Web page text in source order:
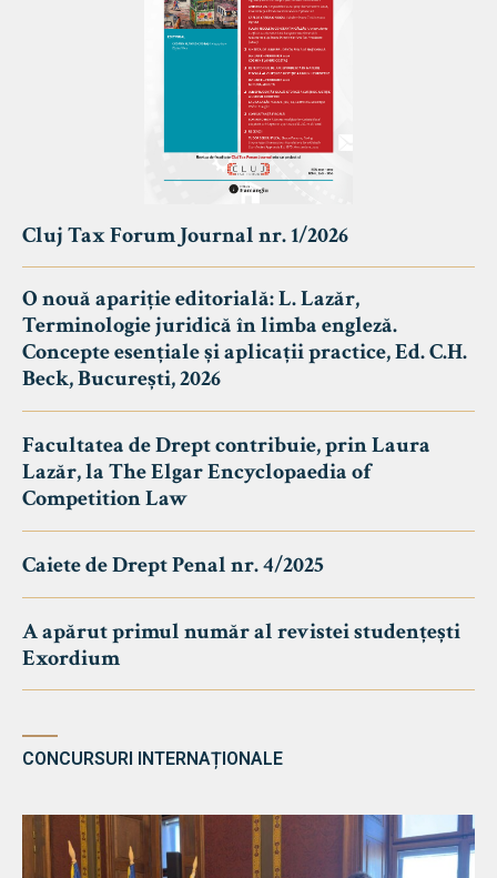
Cluj Tax Forum Journal nr. 1/2026
O nouă apariție editorială: L. Lazăr,
Terminologie juridică în limba engleză.
Concepte esențiale și aplicații practice, Ed. C.H.
Beck, București, 2026
Facultatea de Drept contribuie, prin Laura
Lazăr, la The Elgar Encyclopaedia of
Competition Law
Caiete de Drept Penal nr. 4/2025
A apărut primul număr al revistei studențești
Exordium
CONCURSURI INTERNAȚIONALE